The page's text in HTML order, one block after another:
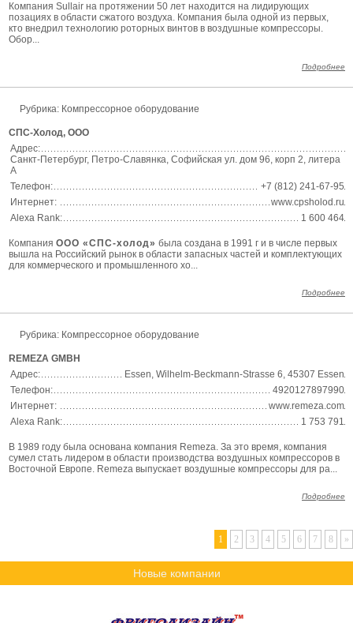
Компания Sullair на протяжении 50 лет находится на лидирующих
позациях в области сжатого воздуха. Компания была одной из первых,
кто внедрил технологию роторных винтов в воздушные компрессоры.
Обор...
Подробнее
Рубрика: Компрессорное оборудование
СПС-Холод, ООО
Адрес:
Санкт-Петербург, Петро-Славянка, Софийская ул. дом 96, корп 2, литера
А
Телефон:
+7 (812) 241-67-95
Интернет:
www.cpsholod.ru
Alexa Rank:
1 600 464
Компания ООО «СПС-холод» была создана в 1991 г и в числе первых
вышла на Российский рынок в области запасных частей и комплектующих
для коммерческого и промышленного хо...
Подробнее
Рубрика: Компрессорное оборудование
REMEZA GMBH
Адрес:
Essen, Wilhelm-Beckmann-Strasse 6, 45307 Essen
Телефон:
4920127897990
Интернет:
www.remeza.com
Alexa Rank:
1 753 791
В 1989 году была основана компания Remeza. За это время, компания
сумел стать лидером в области производства воздушных компрессоров в
Восточной Европе. Remeza выпускает воздушные компрессоры для ра...
Подробнее
1 2 3 4 5 6 7 8 »
Новые компании